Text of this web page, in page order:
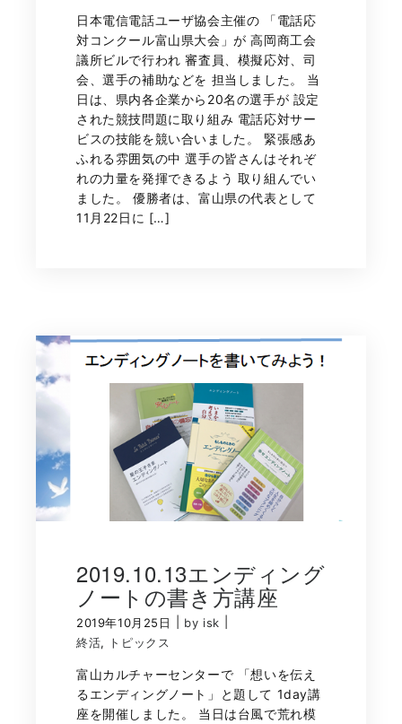
日本電信電話ユーザ協会主催の 「電話応
対コンクール富山県大会」が 高岡商工会
議所ビルで行われ 審査員、模擬応対、司
会、選手の補助などを 担当しました。 当
日は、県内各企業から20名の選手が 設定
された競技問題に取り組み 電話応対サー
ビスの技能を競い合いました。 緊張感あ
ふれる雰囲気の中 選手の皆さんはそれぞ
れの力量を発揮できるよう 取り組んでい
ました。 優勝者は、富山県の代表として
11月22日に […]
2019.10.13エンディング
ノートの書き方講座
2019年10月25日 by isk
終活, トピックス
富山カルチャーセンターで 「想いを伝え
るエンディングノート」と題して 1day講
座を開催しました。 当日は台風で荒れ模